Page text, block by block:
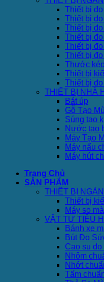
Thiết bị
Thiết bị
Thiết bị
Thiết bị
Thiết bị
Thiết bị
Thước
Thiết bị
Thiết bị đo
THIẾT BỊ NHÀ
Bát úp
Gỗ Tạo
Súng tạo
Nước tạo
Máy Tạo
Máy nấu
Máy hút
Trang Chủ
SẢN PHẨM
THIẾT BỊ
Thiết bị
Máy so
VẬT TƯ TIÊU
Bánh xe
Bút Đo
Cao su đo
Nhôm
Nhớt
Tấm